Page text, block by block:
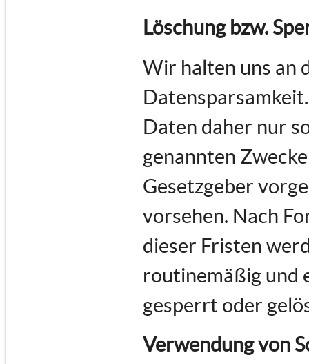
Löschung bzw.
Wir halten uns an
Daten daher nur
genannten
Gesetzgeber
vorsehen. Nach
dieser Fristen
routinemäßig und
gesperrt oder
Verwendung von